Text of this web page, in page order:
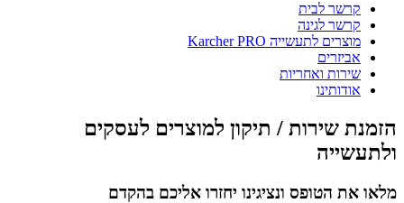
קרשר לבית
קרשר לגינה
מוצרים לתעשייה Karcher PRO
אביזרים
שירות ואחריות
אודותינו
הזמנת שירות / תיקון למוצרים לעסקים
ולתעשייה
מלאו את הטופס ונציגינו יחזרו אליכם בהקדם